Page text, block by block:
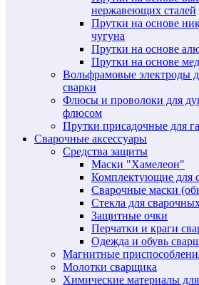
нержавеющих сталей
Прутки на основе
чугуна
Прутки на основе
Прутки на основе
Вольфрамовые электроды
сварки
Флюсы и проволоки для
флюсом
Прутки присадочные для
Сварочные аксессуары
Средства защиты
Маски "Хамелеон"
Комплектующие для
Сварочные маски
Стекла для
Защитные очки
Перчатки и краги
Одежда и обувь
Магнитные
Молотки сварщика
Химические материалы